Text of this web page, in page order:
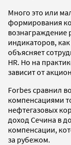
Много это или
формирования
вознаграждение
индикаторов,
объясняет
HR. Но на
зависит от
Forbes сравнил
компенсациями
нефтегазовых
доход Сечина в
компенсации,
за рубежом.